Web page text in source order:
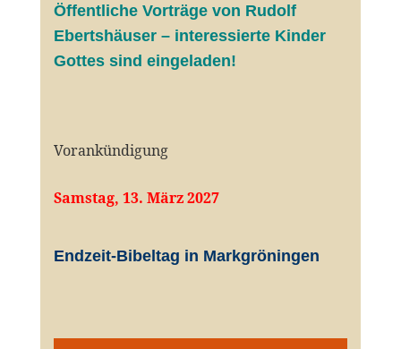
Öffentliche Vorträge von Rudolf
Ebertshäuser – interessierte Kinder
Gottes sind eingeladen!
Vorankündigung
Samstag, 13. März 2027
Endzeit-Bibeltag in Markgröningen